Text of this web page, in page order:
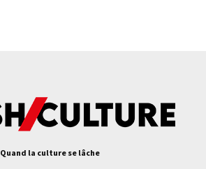
Quand la culture se lâche